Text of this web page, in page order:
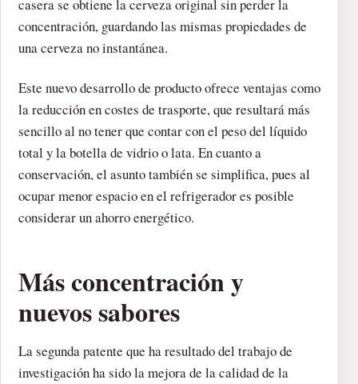
casera se obtiene la cerveza original sin perder la
concentración, guardando las mismas propiedades de
una cerveza no instantánea.
Este nuevo desarrollo de producto ofrece ventajas como
la reducción en costes de trasporte, que resultará más
sencillo al no tener que contar con el peso del líquido
total y la botella de vidrio o lata. En cuanto a
conservación, el asunto también se simplifica, pues al
ocupar menor espacio en el refrigerador es posible
considerar un ahorro energético.
Más concentración y
nuevos sabores
La segunda patente que ha resultado del trabajo de
investigación ha sido la mejora de la calidad de la